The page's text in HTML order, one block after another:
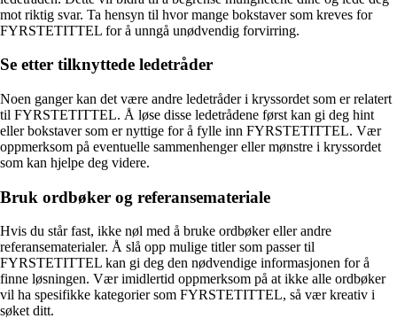
mot riktig svar. Ta hensyn til hvor mange bokstaver som kreves for
FYRSTETITTEL for å unngå unødvendig forvirring.
Se etter tilknyttede ledetråder
Noen ganger kan det være andre ledetråder i kryssordet som er relatert
til FYRSTETITTEL. Å løse disse ledetrådene først kan gi deg hint
eller bokstaver som er nyttige for å fylle inn FYRSTETITTEL. Vær
oppmerksom på eventuelle sammenhenger eller mønstre i kryssordet
som kan hjelpe deg videre.
Bruk ordbøker og referansemateriale
Hvis du står fast, ikke nøl med å bruke ordbøker eller andre
referansematerialer. Å slå opp mulige titler som passer til
FYRSTETITTEL kan gi deg den nødvendige informasjonen for å
finne løsningen. Vær imidlertid oppmerksom på at ikke alle ordbøker
vil ha spesifikke kategorier som FYRSTETITTEL, så vær kreativ i
søket ditt.